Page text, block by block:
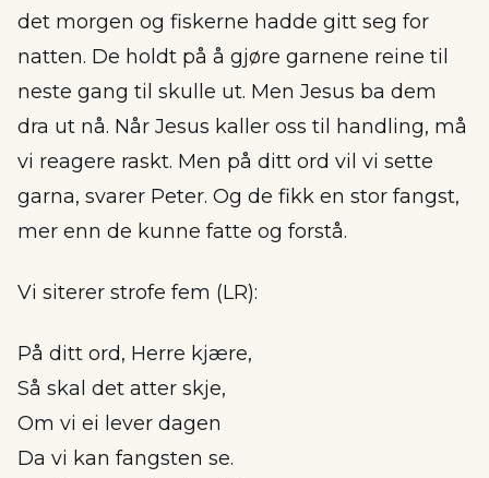
det morgen og fiskerne hadde gitt seg for
natten. De holdt på å gjøre garnene reine til
neste gang til skulle ut. Men Jesus ba dem
dra ut nå. Når Jesus kaller oss til handling, må
vi reagere raskt. Men på ditt ord vil vi sette
garna, svarer Peter. Og de fikk en stor fangst,
mer enn de kunne fatte og forstå.
Vi siterer strofe fem (LR):
På ditt ord, Herre kjære,
Så skal det atter skje,
Om vi ei lever dagen
Da vi kan fangsten se.